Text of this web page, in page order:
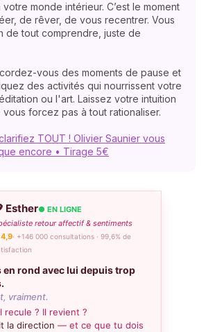
monde intérieur. C’est le moment
de rêver, de vous recentrer. Vous
de tout comprendre, juste de
vous des moments de pause et
des activités qui nourrissent votre
ou l'art. Laissez votre intuition
forcez pas à tout rationaliser.
TOUT ! Olivier Saunier vous
encore • Tirage 5€
Esther● EN LIGNE
retour affectif & sentiments
4,9· +146 000 consultations · 99,6% de
en rond avec lui depuis trop
vraiment.
recule ? Il revient ?
la direction — et ce que tu dois